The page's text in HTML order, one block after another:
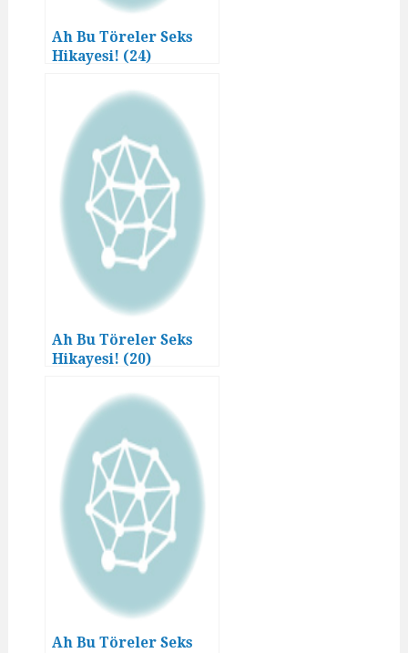
Ah Bu Töreler Seks
Hikayesi! (24)
Ah Bu Töreler Seks
Hikayesi! (20)
Ah Bu Töreler Seks